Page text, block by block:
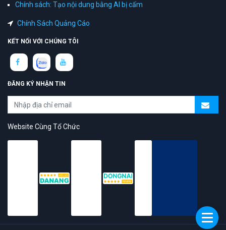
Chính sách: Tạo nội dung bằng AI bị cấm
Chính Sách Quảng Cáo
KẾT NỐI VỚI CHÚNG TÔI
ĐĂNG KÝ NHẬN TIN
Website Cùng Tổ Chức
topAZ Review vinh dự được người dùng bình chọn là nền tảng có
trải nghiệm tốt & chất lượng